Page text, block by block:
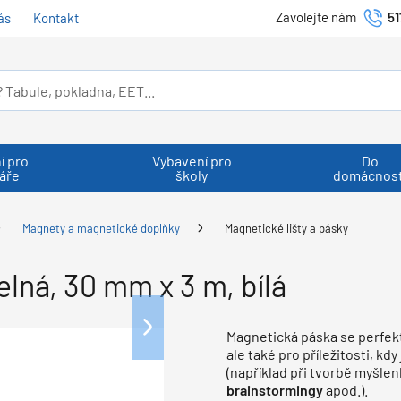
Kontakt Zavolejte nám
pro
Vybavení pro
školy
Do
Magnety a magnetické doplňky Magnetické lišty a pásky
30 mm x 3 m, bílá
Magnetická páska se
ale také pro příležitosti,
(například při tvorbě
brainstormingyapod.).